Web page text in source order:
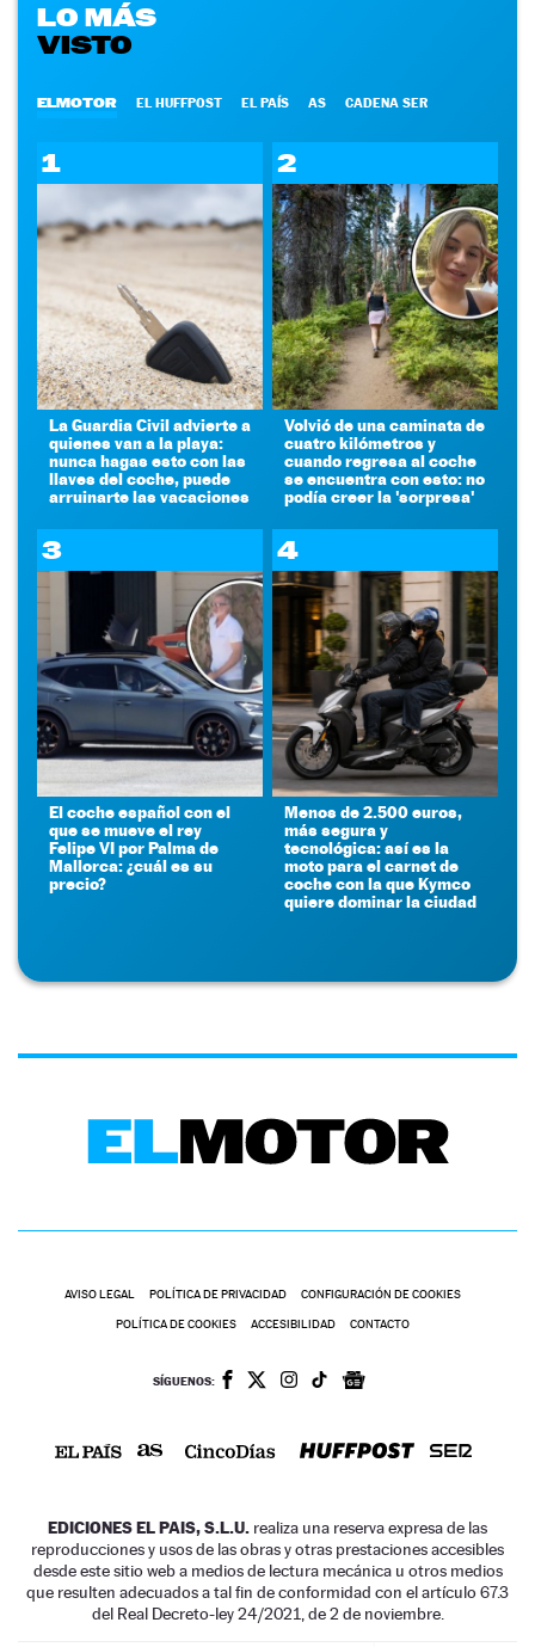
LO MÁS
VISTO
ELMOTOR EL HUFFPOST EL PAÍS AS CADENA SER
1
La Guardia Civil advierte a
quienes van a la playa:
nunca hagas esto con las
llaves del coche, puede
arruinarte las vacaciones
2
Volvió de una caminata de
cuatro kilómetros y
cuando regresa al coche
se encuentra con esto: no
podía creer la 'sorpresa'
3
El coche español con el
que se mueve el rey
Felipe VI por Palma de
Mallorca: ¿cuál es su
precio?
4
Menos de 2.500 euros,
más segura y
tecnológica: así es la
moto para el carnet de
coche con la que Kymco
quiere dominar la ciudad
AVISO LEGAL POLÍTICA DE PRIVACIDAD CONFIGURACIÓN DE COOKIES
POLÍTICA DE COOKIES ACCESIBILIDAD CONTACTO
SÍGUENOS:
EDICIONES EL PAIS, S.L.U. realiza una reserva expresa de las
reproducciones y usos de las obras y otras prestaciones accesibles
desde este sitio web a medios de lectura mecánica u otros medios
que resulten adecuados a tal fin de conformidad con el artículo 67.3
del Real Decreto-ley 24/2021, de 2 de noviembre.